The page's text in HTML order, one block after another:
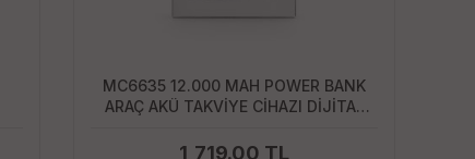
MC6635 12.000 MAH POWER BANK
ARAÇ AKÜ TAKVİYE CİHAZI DİJİTAL
KOMPRESÖRÜ POMPA TAŞINABİLİR
1,719.00 TL